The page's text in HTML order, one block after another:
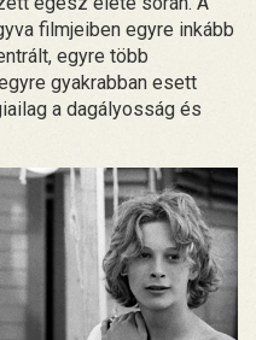
filmjeiben egyre inkább
egyre több
gyakrabban esett
a dagályosság és